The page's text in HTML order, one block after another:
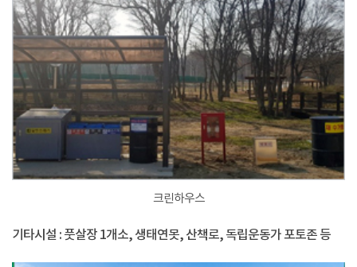
크린하우스
기타시설 : 풋살장 1개소, 생태연못, 산책로, 독립운동가 포토존 등